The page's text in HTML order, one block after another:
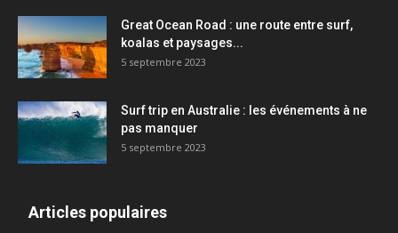
Great Ocean Road : une route entre surf,
koalas et paysages...
5 septembre 2023
Surf trip en Australie : les événements à ne
pas manquer
5 septembre 2023
Articles populaires